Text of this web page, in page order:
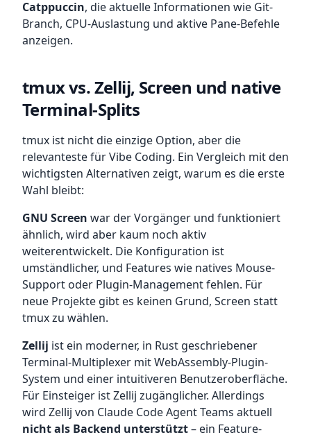
Catppuccin, die aktuelle Informationen wie Git-
Branch, CPU-Auslastung und aktive Pane-Befehle
anzeigen.
tmux vs. Zellij, Screen und native
Terminal-Splits
tmux ist nicht die einzige Option, aber die
relevanteste für Vibe Coding. Ein Vergleich mit den
wichtigsten Alternativen zeigt, warum es die erste
Wahl bleibt:
GNU Screen war der Vorgänger und funktioniert
ähnlich, wird aber kaum noch aktiv
weiterentwickelt. Die Konfiguration ist
umständlicher, und Features wie natives Mouse-
Support oder Plugin-Management fehlen. Für
neue Projekte gibt es keinen Grund, Screen statt
tmux zu wählen.
Zellij ist ein moderner, in Rust geschriebener
Terminal-Multiplexer mit WebAssembly-Plugin-
System und einer intuitiveren Benutzeroberfläche.
Für Einsteiger ist Zellij zugänglicher. Allerdings
wird Zellij von Claude Code Agent Teams aktuell
nicht als Backend unterstützt– ein Feature-